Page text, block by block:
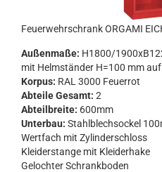
Feu­er­wehr­schrank OR­GA­MI
Au­ßen­ma­ße: H1800/
mit Helm­stän­der H=100 mm
Kor­pus: RAL 3000 Feu­er­rot
Ab­tei­le Ge­samt: 2
Ab­teil­brei­te: 600mm
Un­ter­bau: Stahl­blech­so­ckel
Wert­fach mit Zy­lin­der­schloss
Klei­der­stan­ge mit Klei­der­ha­ke
Ge­loch­ter Schrank­bo­den